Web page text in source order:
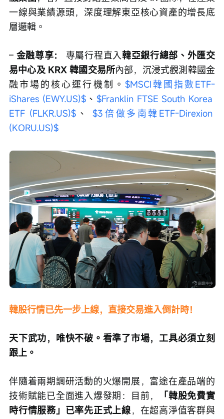
一線與業績源頭，深度理解東亞核心資產的增長底
層邏輯。
– 金融尊享： 專屬行程直入韓亞銀行總部、外匯交
易中心及 KRX 韓國交易所內部，沉浸式觀測韓國金
融市場的核心運行機制。 $MSCI韓國指數ETF-
iShares (EWY.US)$、$Franklin FTSE South Korea
ETF (FLKR.US)$、 $3倍做多南韓ETF-Direxion
(KORU.US)$
韓股行情已先一步上線，直接交易進入倒計時！
天下武功，唯快不破。看準了市場，工具必須立刻
跟上。
伴隨着兩期調研活動的火爆開展，富途在產品端的
技術賦能已全面進入爆發期：目前，
「韓股免費實
時行情服務」已率先正式上線，在超高淨值客群與